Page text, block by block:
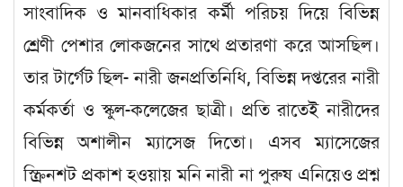
সাংবাদিক ও মানবাধিকার কর্মী পরিচয় দিয়ে বিভিন্ন
শ্রেণী পেশার লোকজনের সাথে প্রতারণা করে আসছিল।
তার টার্গেট ছিল- নারী জনপ্রতিনিধি, বিভিন্ন দপ্তরের নারী
কর্মকর্তা ও স্কুল-কলেজের ছাত্রী। প্রতি রাতেই নারীদের
বিভিন্ন অশালীন ম্যাসেজ দিতো। এসব ম্যাসেজের
স্ক্রিনশট প্রকাশ হওয়ায় মনি নারী না পুরুষ এনিয়েও প্রশ্ন